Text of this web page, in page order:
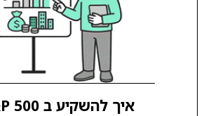
איך להשקיע ב S&P 500